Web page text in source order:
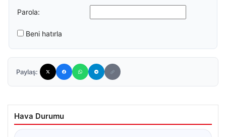
Parola:
Beni hatırla
Paylaş:
Hava Durumu